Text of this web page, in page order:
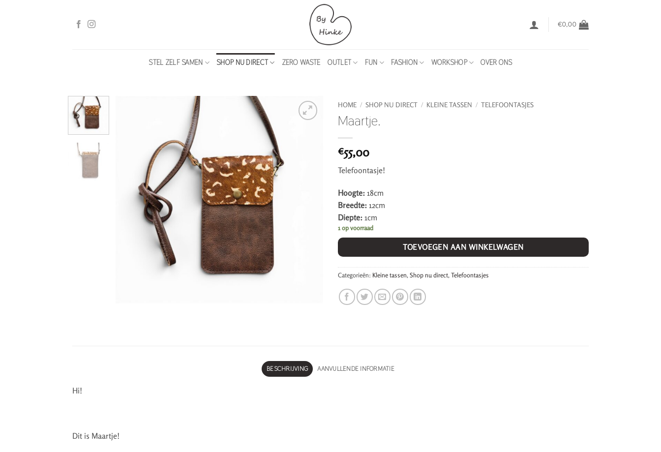
€0,00
STEL ZELF SAMEN SHOP NU DIRECT ZERO WASTE OUTLET FUN FASHION WORKSHOP OVER ONS
HOME / SHOP NU DIRECT / KLEINE TASSEN / TELEFOONTASJES
Maartje.
€55,00
Telefoontasje!
Hoogte: 18cm
Breedte: 12cm
Diepte: 1cm
1 op voorraad
TOEVOEGEN AAN WINKELWAGEN
Categorieën: Kleine tassen, Shop nu direct, Telefoontasjes
BESCHRIJVING AANVULLENDE INFORMATIE
Hi!
Dit is Maartje!